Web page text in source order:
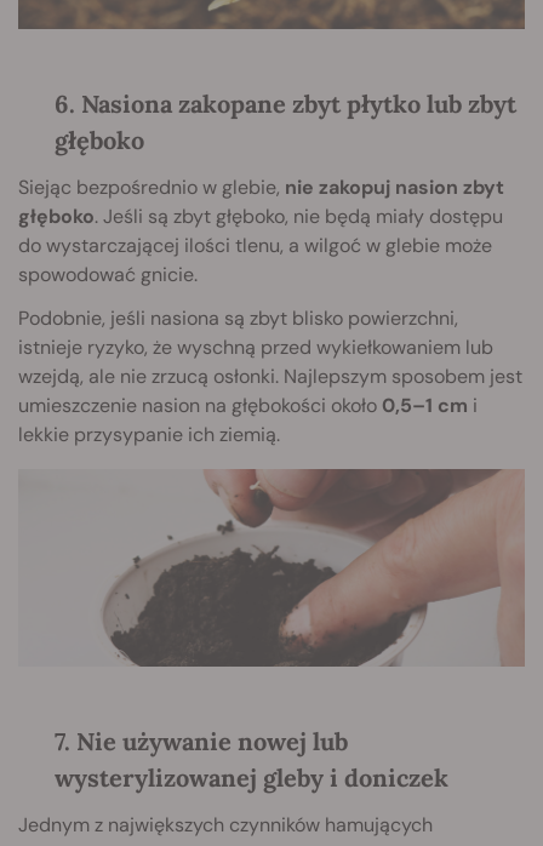
6. Nasiona zakopane zbyt płytko lub zbyt
głęboko
Siejąc bezpośrednio w glebie, nie zakopuj nasion zbyt
głęboko. Jeśli są zbyt głęboko, nie będą miały dostępu
do wystarczającej ilości tlenu, a wilgoć w glebie może
spowodować gnicie.
Podobnie, jeśli nasiona są zbyt blisko powierzchni,
istnieje ryzyko, że wyschną przed wykiełkowaniem lub
wzejdą, ale nie zrzucą osłonki. Najlepszym sposobem jest
umieszczenie nasion na głębokości około 0,5–1 cm i
lekkie przysypanie ich ziemią.
7. Nie używanie nowej lub
wysterylizowanej gleby i doniczek
Jednym z największych czynników hamujących